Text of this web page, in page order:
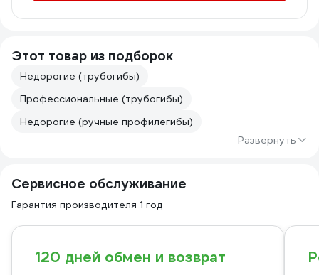
Этот товар из подборок
Недорогие (трубогибы)
Профессиональные (трубогибы)
Недорогие (ручные профилегибы)
Развернуть
Сервисное обслуживание
Гарантия производителя 1 год
120 дней обмен и возврат